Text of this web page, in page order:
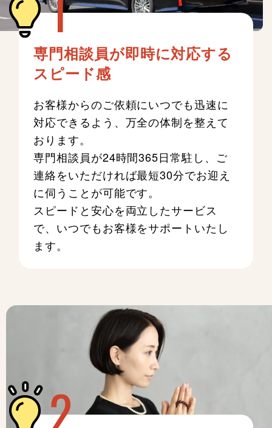
専門相談員が即時に対応する
スピード感
お客様からのご依頼にいつでも迅速に
対応できるよう、万全の体制を整えて
おります。
専門相談員が24時間365日常駐し、ご
連絡をいただければ最短30分でお迎え
に伺うことが可能です。
スピードと安心を両立したサービス
で、いつでもお客様をサポートいたし
ます。